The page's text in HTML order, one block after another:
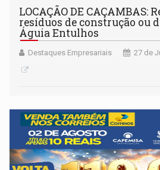
LOCAÇÃO DE CAÇAMBAS:
resíduos de construção ou
Águia Entulhos
Destaques Empresariais 27 de